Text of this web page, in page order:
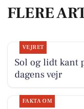
FLERE
VEJRET
Sol og lidt kant
dagens vejr
FAKTA OM